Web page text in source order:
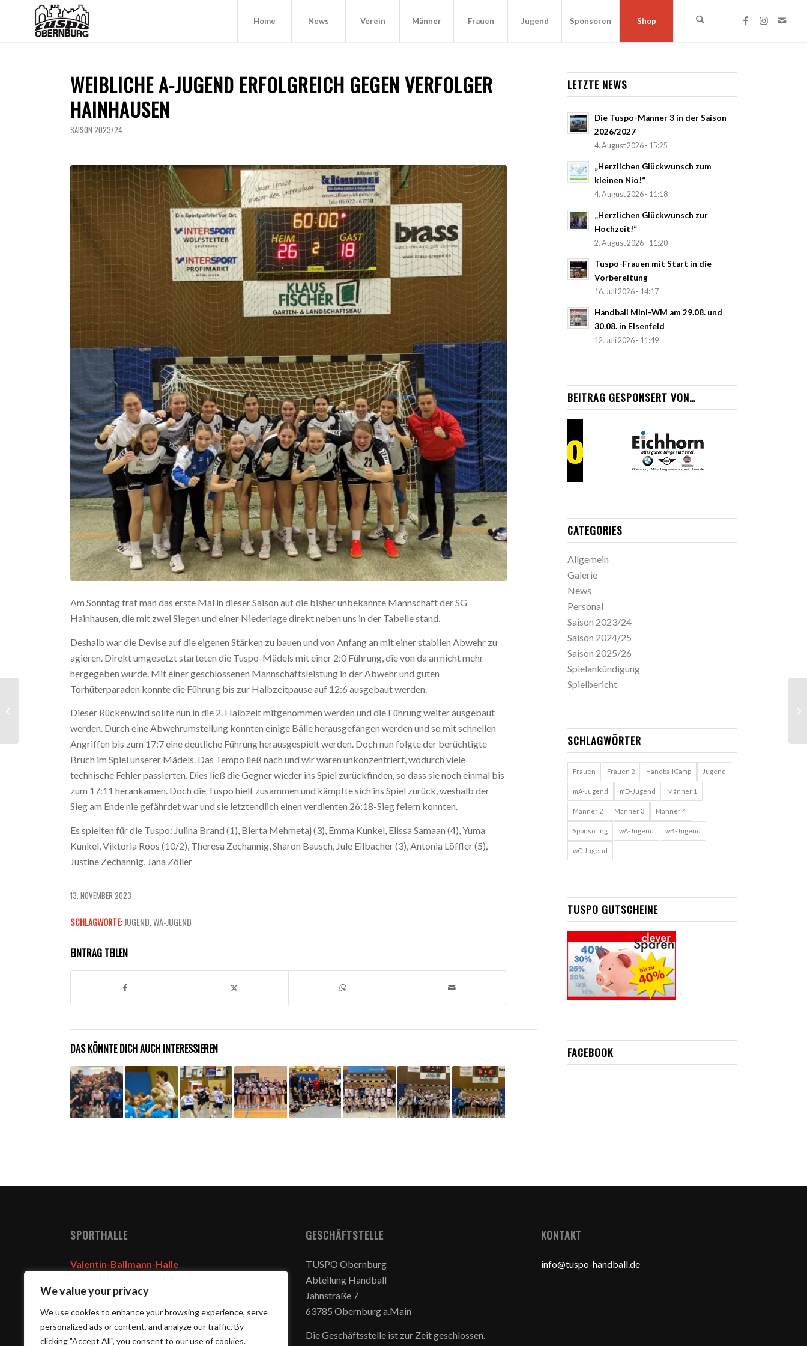
We value your privacy
We use cookies to enhance your browsing experience, serve
personalized ads or content, and analyze our traffic. By
clicking "Accept All", you consent to our use of cookies.
Home News Verein Männer Frauen Jugend Sponsoren Shop
WEIBLICHE A-JUGEND ERFOLGREICH GEGEN VERFOLGER
HAINHAUSEN
SAISON 2023/24
Am Sonntag traf man das erste Mal in dieser Saison auf die bisher unbekannte Mannschaft der SG
Hainhausen, die mit zwei Siegen und einer Niederlage direkt neben uns in der Tabelle stand.
Deshalb war die Devise auf die eigenen Stärken zu bauen und von Anfang an mit einer stabilen Abwehr zu
agieren. Direkt umgesetzt starteten die Tuspo-Mädels mit einer 2:0 Führung, die von da an nicht mehr
hergegeben wurde. Mit einer geschlossenen Mannschaftsleistung in der Abwehr und guten
Torhüterparaden konnte die Führung bis zur Halbzeitpause auf 12:6 ausgebaut werden.
Dieser Rückenwind sollte nun in die 2. Halbzeit mitgenommen werden und die Führung weiter ausgebaut
werden. Durch eine Abwehrumstellung konnten einige Bälle herausgefangen werden und so mit schnellen
Angriffen bis zum 17:7 eine deutliche Führung herausgespielt werden. Doch nun folgte der berüchtigte
Bruch im Spiel unserer Mädels. Das Tempo ließ nach und wir waren unkonzentriert, wodurch viele
technische Fehler passierten. Dies ließ die Gegner wieder ins Spiel zurückfinden, so dass sie noch einmal bis
zum 17:11 herankamen. Doch die Tuspo hielt zusammen und kämpfte sich ins Spiel zurück, weshalb der
Sieg am Ende nie gefährdet war und sie letztendlich einen verdienten 26:18-Sieg feiern konnten.
Es spielten für die Tuspo: Julina Brand (1), Blerta Mehmetaj (3), Emma Kunkel, Elissa Samaan (4), Yuma
Kunkel, Viktoria Roos (10/2), Theresa Zechannig, Sharon Bausch, Jule Eilbacher (3), Antonia Löffler (5),
Justine Zechannig, Jana Zöller
13. NOVEMBER 2023
SCHLAGWORTE:JUGEND,WA-JUGEND
EINTRAG TEILEN
DAS KÖNNTE DICH AUCH INTERESSIEREN
LETZTE NEWS
Die Tuspo-Männer 3 in der Saison
2026/2027
4. August 2026 - 15:25
„Herzlichen Glückwunsch zum
kleinen Nio!“
4. August 2026 - 11:18
„Herzlichen Glückwunsch zur
Hochzeit!“
2. August 2026 - 11:20
Tuspo-Frauen mit Start in die
Vorbereitung
16. Juli 2026 - 14:17
Handball Mini-WM am 29.08. und
30.08. in Elsenfeld
12. Juli 2026 - 11:49
BEITRAG GESPONSERT VON…
CATEGORIES
Allgemein
Galerie
News
Personal
Saison 2023/24
Saison 2024/25
Saison 2025/26
Spielankündigung
Spielbericht
SCHLAGWÖRTER
Frauen Frauen 2 HandballCamp Jugend
mA-Jugend mD-Jugend Männer 1
Männer 2 Männer 3 Männer 4
Sponsoring wA-Jugend wB-Jugend
wC-Jugend
TUSPO GUTSCHEINE
FACEBOOK
SPORTHALLE
Valentin-Ballmann-Halle
63785 Obernburg
Hallenspielplan
GESCHÄFTSTELLE
TUSPO Obernburg
Abteilung Handball
Jahnstraße 7
63785 Obernburg a.Main
Die Geschäftsstelle ist zur Zeit geschlossen.
KONTAKT
info@tuspo-handball.de